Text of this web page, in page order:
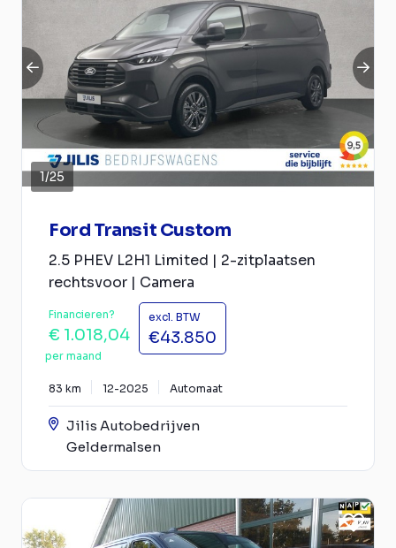
1/25
Ford Transit Custom
2.5 PHEV L2H1 Limited | 2-zitplaatsen
rechtsvoor | Camera
Financieren?
€ 1.018,04
per maand
excl. BTW
€43.850
83 km 12-2025 Automaat
Jilis Autobedrijven
Geldermalsen